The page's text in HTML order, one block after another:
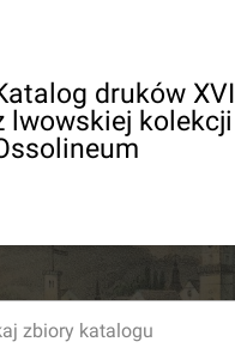
druków
lwowskiej kolekcji